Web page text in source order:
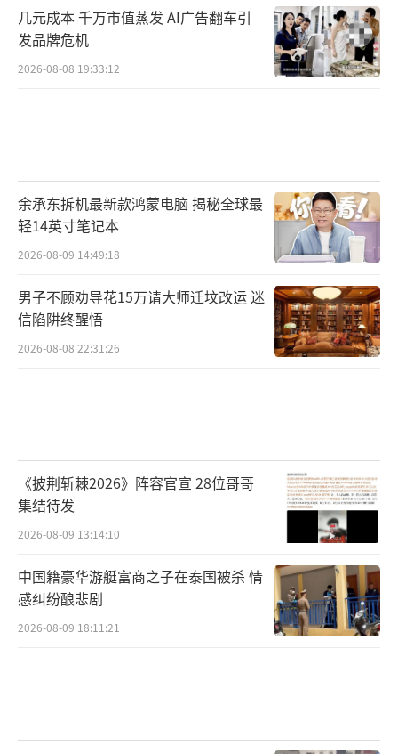
几元成本 千万市值蒸发 AI广告翻车引
发品牌危机
2026-08-08 19:33:12
余承东拆机最新款鸿蒙电脑 揭秘全球最
轻14英寸笔记本
2026-08-09 14:49:18
男子不顾劝导花15万请大师迁坟改运 迷
信陷阱终醒悟
2026-08-08 22:31:26
《披荆斩棘2026》阵容官宣 28位哥哥
集结待发
2026-08-09 13:14:10
中国籍豪华游艇富商之子在泰国被杀 情
感纠纷酿悲剧
2026-08-09 18:11:21